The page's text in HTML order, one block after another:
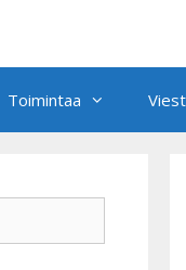
Toimintaa